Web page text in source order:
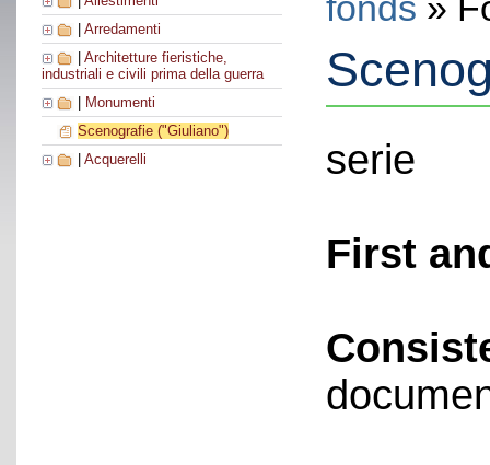
Arredamenti
Architetture fieristiche,
industriali e civili prima della guerra
Monumenti
Scenografie ("Giuliano")
Acquerelli serie
First